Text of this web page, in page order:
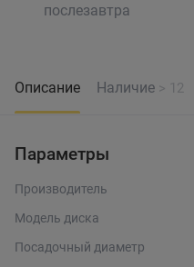
послезавтра
Описание Наличие > 12
Параметры
Производитель
Модель диска
Посадочный диаметр